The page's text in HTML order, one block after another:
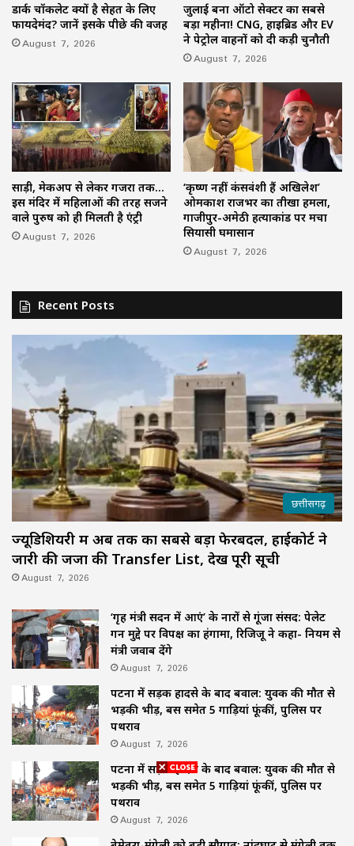
डार्क चॉकलेट क्यों है सेहत के लिए
फायदेमंद? जानें इसके पीछे की वजह
August 7, 2026
जुलाई बना ऑटो सेक्टर का सबसे
बड़ा महीना! CNG, हाइब्रिड और EV
ने पेट्रोल वाहनों को दी कड़ी चुनौती
August 7, 2026
साड़ी, मेकअप से लेकर गजरा तक…
इस मंदिर में महिलाओं की तरह सजने
वाले पुरुष को ही मिलती है एंट्री
August 7, 2026
‘कृष्ण नहीं कंसवंशी हैं अखिलेश’
ओमप्रकाश राजभर का तीखा हमला,
गाजीपुर-अमेठी हत्याकांड पर मचा
सियासी घमासान
August 7, 2026
Recent Posts
छत्तीसगढ़
ज्यूडिशियरी में अब तक का सबसे बड़ा फेरबदल, हाईकोर्ट ने
जारी की जजों की Transfer List, देखें पूरी सूची
August 7, 2026
‘गृह मंत्री सदन में आएं’ के नारों से गूंजा संसद: पेलेट
गन मुद्दे पर विपक्ष का हंगामा, रिजिजू ने कहा- नियम से
मंत्री जवाब देंगे
August 7, 2026
पटना में सड़क हादसे के बाद बवाल: युवक की मौत से
भड़की भीड़, बस समेत 5 गाड़ियां फूंकीं, पुलिस पर
पथराव
August 7, 2026
पटना में सड़क हादसे के बाद बवाल: युवक की मौत से
भड़की भीड़, बस समेत 5 गाड़ियां फूंकीं, पुलिस पर
पथराव
August 7, 2026